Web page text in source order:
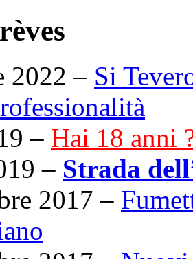
2022 – Si
– Hai 18 anni
– Strada
2017 –